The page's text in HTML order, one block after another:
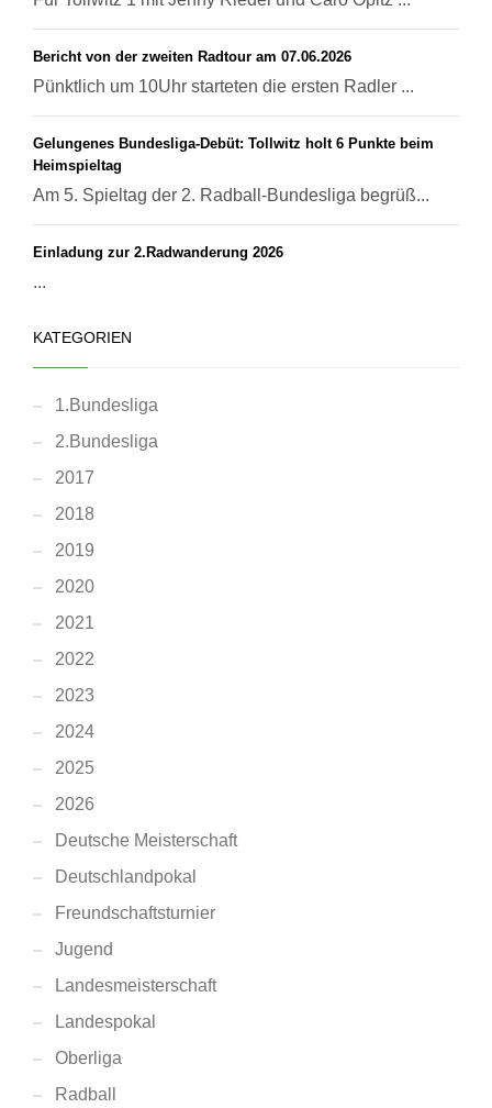
Bericht von der zweiten Radtour am 07.06.2026
Pünktlich um 10Uhr starteten die ersten Radler ...
Gelungenes Bundesliga-Debüt: Tollwitz holt 6 Punkte beim
Heimspieltag
Am 5. Spieltag der 2. Radball-Bundesliga begrüß...
Einladung zur 2.Radwanderung 2026
...
KATEGORIEN
1.Bundesliga
2.Bundesliga
2017
2018
2019
2020
2021
2022
2023
2024
2025
2026
Deutsche Meisterschaft
Deutschlandpokal
Freundschaftsturnier
Jugend
Landesmeisterschaft
Landespokal
Oberliga
Radball